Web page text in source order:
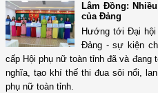
Lâm Đồng:
của Đảng
Hướng tới Đại hội
Đảng - sự kiện
cấp Hội phụ nữ toàn tỉnh đã và
nghĩa, tạo khí thế thi đua sôi nổi,
phụ nữ toàn tỉnh.